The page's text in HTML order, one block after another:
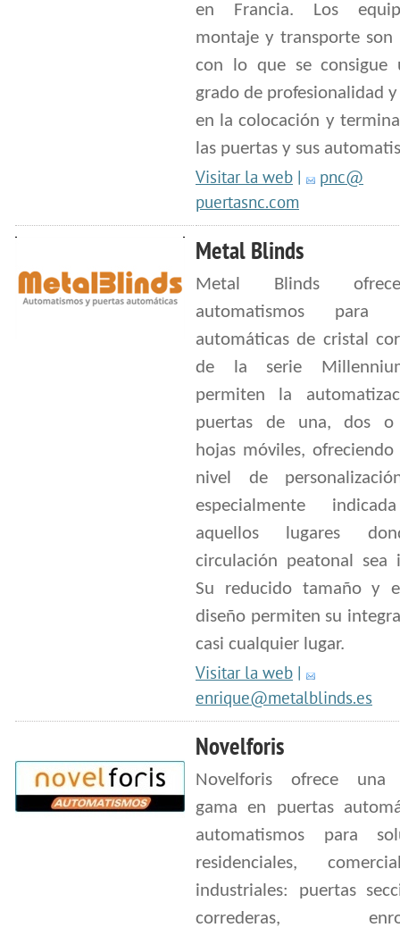
en Francia. Los
montaje y transporte son
con lo que se consigue
grado de profesionalidad
en la colocación y
las puertas y sus
Visitar la web |
pnc@
puertasnc.com
Metal Blinds
Metal Blinds
automatismos para
automáticas de cristal
de la serie
permiten la
puertas de una, dos o
hojas móviles,
nivel de
especialmente
aquellos lugares
circulación peatonal sea
Su reducido tamaño y
diseño permiten su
casi cualquier lugar.
Visitar la web |
enrique@metalblinds.es
Novelforis
Novelforis ofrece una
gama en puertas
automatismos para
residenciales,
industriales: puertas
correderas,